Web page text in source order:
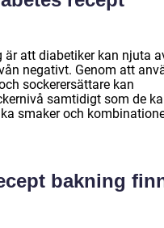
är att diabetiker kan njuta
negativt. Genom att
sockerersättare kan
samtidigt som de
smaker och
bakning